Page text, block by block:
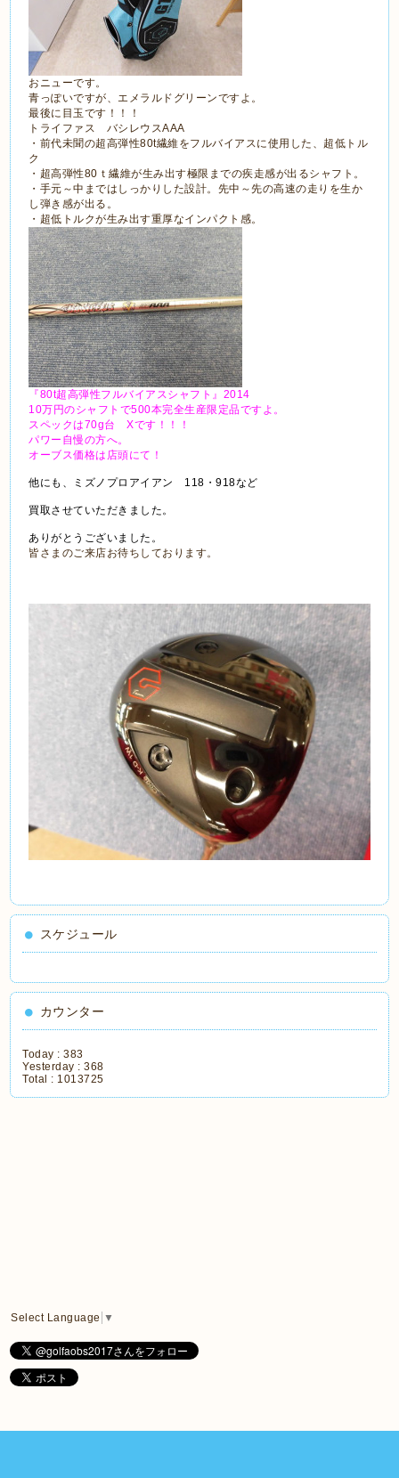
おニューです。
青っぽいですが、エメラルドグリーンですよ。
最後に目玉です！！！
トライファス バシレウスAAA
・前代未聞の超高弾性80t繊維をフルバイアスに使用した、超低トル
ク
・超高弾性80ｔ繊維が生み出す極限までの疾走感が出るシャフト。
・手元～中まではしっかりした設計。先中～先の高速の走りを生か
し弾き感が出る。
・超低トルクが生み出す重厚なインパクト感。
『80t超高弾性フルバイアスシャフト』2014
10万円のシャフトで500本完全生産限定品ですよ。
スペックは70g台 Xです！！！
パワー自慢の方へ。
オーブス価格は店頭にて！
他にも、ミズノプロアイアン 118・918など
買取させていただきました。
ありがとうございました。
皆さまのご来店お待ちしております。
スケジュール
カウンター
Today :383
Yesterday :368
Total : 1013725
Select Language ▼